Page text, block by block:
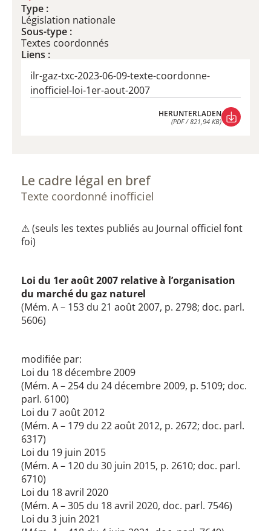
Type :
Législation nationale
Sous-type :
Textes coordonnés
Liens :
ilr-gaz-txc-2023-06-09-texte-coordonne-
inofficiel-loi-1er-aout-2007
HERUNTERLADEN
(PDF / 821,94 KB)
Le cadre légal en bref
Texte coordonné inofficiel
⚠ (seuls les textes publiés au Journal officiel font
foi)
Loi du 1er août 2007 relative à l’organisation
du marché du gaz naturel
(Mém. A – 153 du 21 août 2007, p. 2798; doc. parl.
5606)
modifiée par:
Loi du 18 décembre 2009
(Mém. A – 254 du 24 décembre 2009, p. 5109; doc.
parl. 6100)
Loi du 7 août 2012
(Mém. A – 179 du 22 août 2012, p. 2672; doc. parl.
6317)
Loi du 19 juin 2015
(Mém. A – 120 du 30 juin 2015, p. 2610; doc. parl.
6710)
Loi du 18 avril 2020
(Mém. A – 305 du 18 avril 2020, doc. parl. 7546)
Loi du 3 juin 2021